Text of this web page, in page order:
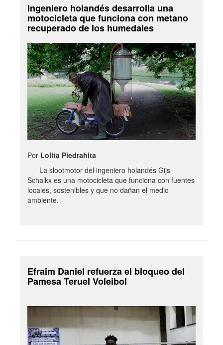
Ingeniero holandés desarrolla una
motocicleta que funciona con metano
recuperado de los humedales
Por Lolita Piedrahita
La slootmotor del ingeniero holandés Gijs
Schalkx es una motocicleta que funciona con fuentes
locales, sostenibles y que no dañan el medio
ambiente.
Efraim Daniel refuerza el bloqueo del
Pamesa Teruel Voleibol